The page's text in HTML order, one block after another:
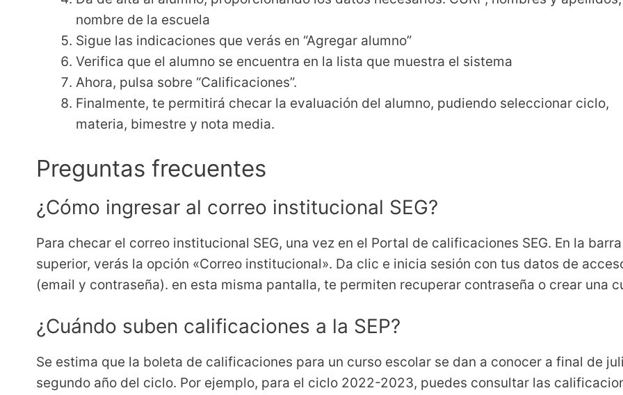
nombre de la escuela
Sigue las indicaciones que verás en “Agregar alumno”
Verifica que el alumno se encuentra en la lista que muestra el sistema
Ahora, pulsa sobre “Calificaciones”.
Finalmente, te permitirá checar la evaluación del alumno, pudiendo seleccionar ciclo,
materia, bimestre y nota media.
Preguntas frecuentes
¿Cómo ingresar al correo institucional SEG?
Para checar el correo institucional SEG, una vez en el Portal de calificaciones SEG. En la barra
superior, verás la opción «Correo institucional». Da clic e inicia sesión con tus datos de
(email y contraseña). en esta misma pantalla, te permiten recuperar contraseña o crear una
¿Cuándo suben calificaciones a la SEP?
Se estima que la boleta de calificaciones para un curso escolar se dan a conocer a final de
segundo año del ciclo. Por ejemplo, para el ciclo 2022-2023, puedes consultar las